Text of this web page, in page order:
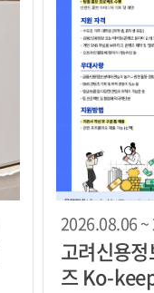
2026.08.06 ~
고려신용
즈 Ko-